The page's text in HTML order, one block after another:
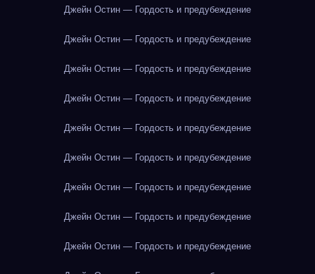
Джейн Остин — Гордость и предубеждение
Джейн Остин — Гордость и предубеждение
Джейн Остин — Гордость и предубеждение
Джейн Остин — Гордость и предубеждение
Джейн Остин — Гордость и предубеждение
Джейн Остин — Гордость и предубеждение
Джейн Остин — Гордость и предубеждение
Джейн Остин — Гордость и предубеждение
Джейн Остин — Гордость и предубеждение